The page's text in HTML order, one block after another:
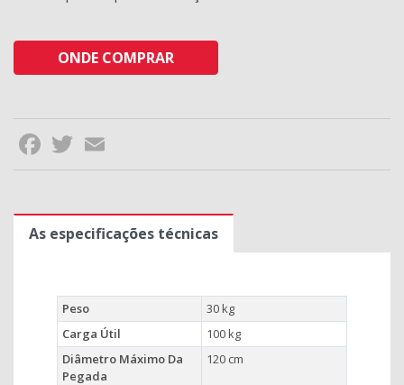
ONDE COMPRAR
Facebook
Twitter
As especificações técnicas
Peso
30 kg
Carga Útil
100 kg
Diâmetro Máximo Da
Pegada
120 cm